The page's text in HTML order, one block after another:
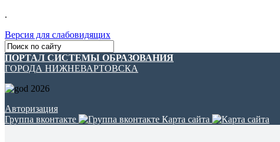
.
Версия для слабовидящих
ПОРТАЛ СИСТЕМЫ ОБРАЗОВАНИЯ
ГОРОДА НИЖНЕВАРТОВСКА
Авторизация
Группа вконтакте
Карта сайта